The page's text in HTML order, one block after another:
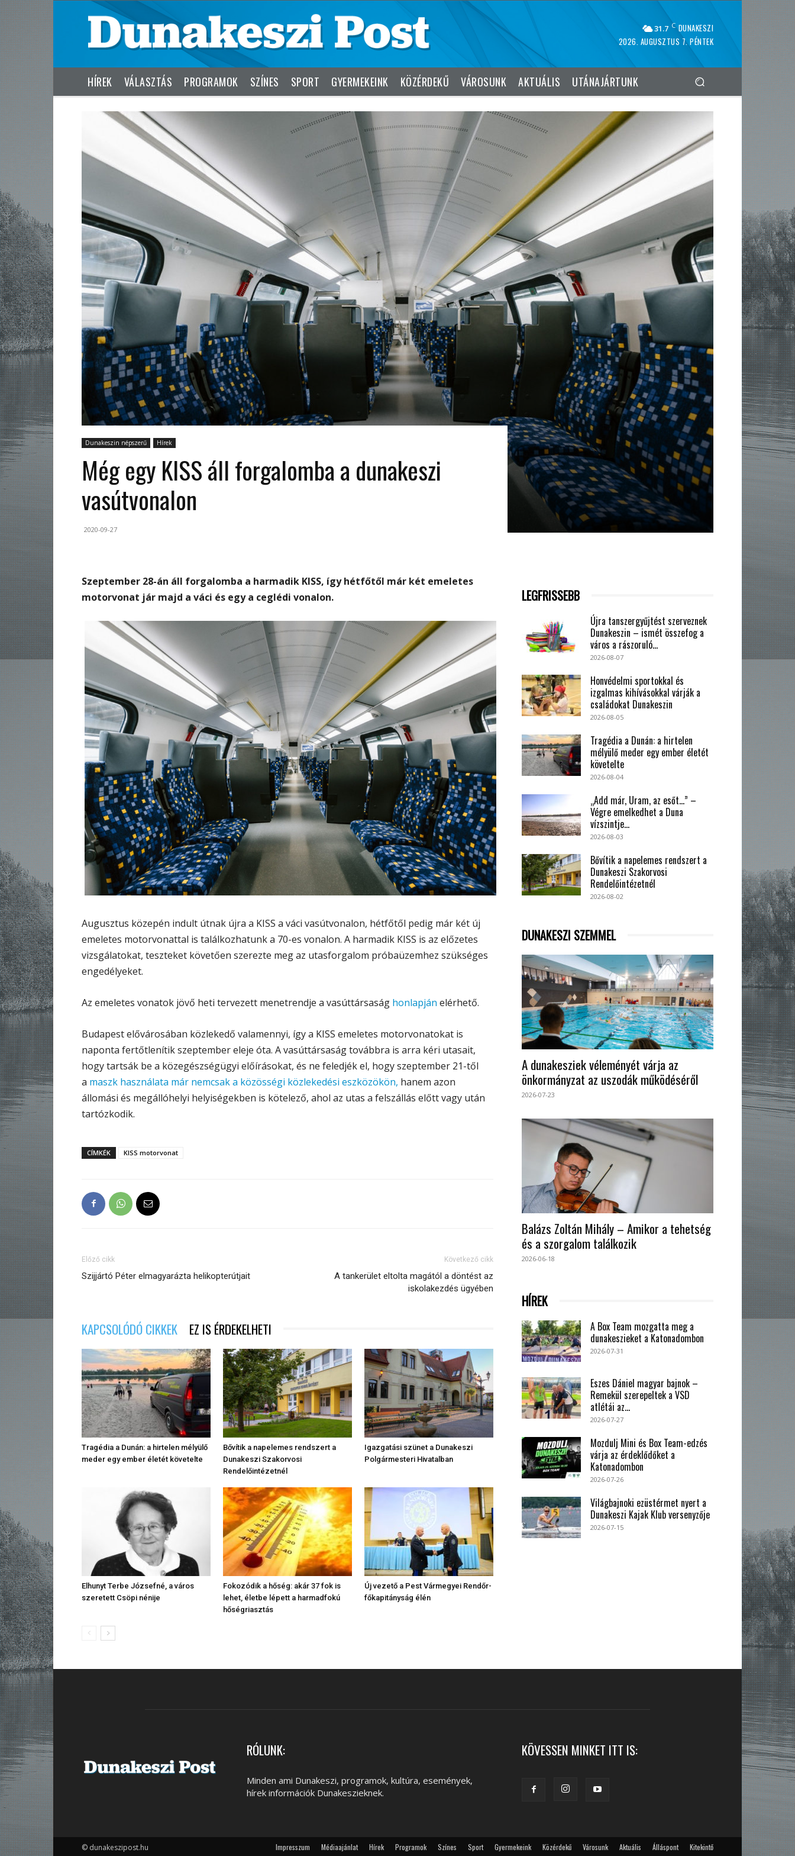
31.7 C DUNAKESZI
2026. AUGUSZTUS 7. PÉNTEK
HÍREK VÁLASZTÁS PROGRAMOK SZÍNES SPORT GYERMEKEINK KÖZÉRDEKŰ VÁROSUNK AKTUÁLIS UTÁNAJÁRTUNK
Dunakeszin népszerű Hírek
Még egy KISS áll forgalomba a dunakeszi
vasútvonalon
2020-09-27
Szeptember 28-án áll forgalomba a harmadik KISS, így hétfőtől már két emeletes
motorvonat jár majd a váci és egy a ceglédi vonalon.
Augusztus közepén indult útnak újra a KISS a váci vasútvonalon, hétfőtől pedig már két új
emeletes motorvonattal is találkozhatunk a 70-es vonalon. A harmadik KISS is az előzetes
vizsgálatokat, teszteket követően szerezte meg az utasforgalom próbaüzemhez szükséges
engedélyeket.
Az emeletes vonatok jövő heti tervezett menetrendje a vasúttársaság honlapján elérhető.
Budapest elővárosában közlekedő valamennyi, így a KISS emeletes motorvonatokat is
naponta fertőtlenítik szeptember eleje óta. A vasúttársaság továbbra is arra kéri utasait,
hogy tartsák be a közegészségügyi előírásokat, és ne feledjék el, hogy szeptember 21-től
a maszk használata már nemcsak a közösségi közlekedési eszközökön, hanem azon
állomási és megállóhelyi helyiségekben is kötelező, ahol az utas a felszállás előtt vagy után
tartózkodik.
CÍMKÉK KISS motorvonat
Előző cikk
Szijjártó Péter elmagyarázta helikopterútjait
Következő cikk
A tankerület eltolta magától a döntést az
iskolakezdés ügyében
KAPCSOLÓDÓ CIKKEK EZ IS ÉRDEKELHETI
Tragédia a Dunán: a hirtelen mélyülő
meder egy ember életét követelte
Bővítik a napelemes rendszert a
Dunakeszi Szakorvosi
Rendelőintézetnél
Igazgatási szünet a Dunakeszi
Polgármesteri Hivatalban
Elhunyt Terbe Józsefné, a város
szeretett Csöpi nénije
Fokozódik a hőség: akár 37 fok is
lehet, életbe lépett a harmadfokú
hőségriasztás
Új vezető a Pest Vármegyei Rendőr-
főkapitányság élén
LEGFRISSEBB
Újra tanszergyűjtést szerveznek
Dunakeszin – ismét összefog a
város a rászoruló...
2026-08-07
Honvédelmi sportokkal és
izgalmas kihívásokkal várják a
családokat Dunakeszin
2026-08-05
Tragédia a Dunán: a hirtelen
mélyülő meder egy ember életét
követelte
2026-08-04
„Add már, Uram, az esőt…” –
Végre emelkedhet a Duna
vízszintje...
2026-08-03
Bővítik a napelemes rendszert a
Dunakeszi Szakorvosi
Rendelőintézetnél
2026-08-02
DUNAKESZI SZEMMEL
A dunakesziek véleményét várja az
önkormányzat az uszodák működéséről
2026-07-23
Balázs Zoltán Mihály – Amikor a tehetség
és a szorgalom találkozik
2026-06-18
HÍREK
A Box Team mozgatta meg a
dunakeszieket a Katonadombon
2026-07-31
Eszes Dániel magyar bajnok –
Remekül szerepeltek a VSD
atlétái az...
2026-07-27
Mozdulj Mini és Box Team-edzés
várja az érdeklődőket a
Katonadombon
2026-07-26
Világbajnoki ezüstérmet nyert a
Dunakeszi Kajak Klub versenyzője
2026-07-15
RÓLUNK:
Minden ami Dunakeszi, programok, kultúra, események,
hírek információk Dunakeszieknek.
KÖVESSEN MINKET ITT IS:
Impresszum Médiaajánlat Hírek Programok Színes Sport Gyermekeink Közérdekű Városunk Aktuális Álláspont Kitekintő
© dunakeszipost.hu